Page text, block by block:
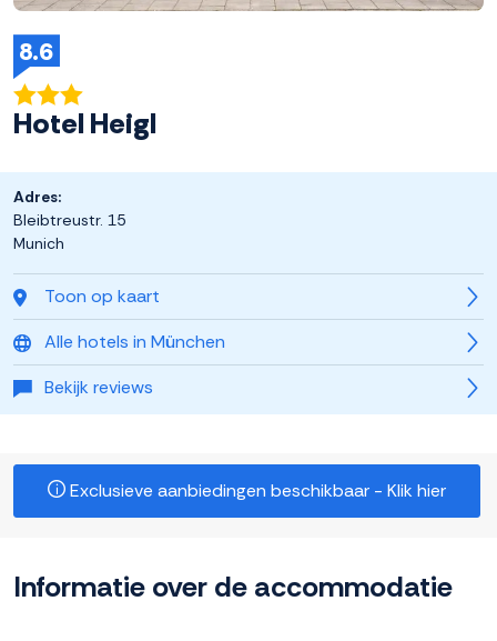
8.6
Hotel Heigl
Toon op kaart
Alle hotels in München
Bekijk reviews
Adres:
Bleibtreustr. 15
Munich
Exclusieve aanbiedingen beschikbaar - Klik hier
Informatie over de accommodatie